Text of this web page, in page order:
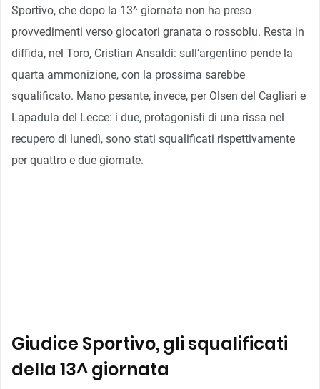
Sportivo, che dopo la 13^ giornata non ha preso
provvedimenti verso giocatori granata o rossoblu. Resta in
diffida, nel Toro, Cristian Ansaldi: sull’argentino pende la
quarta ammonizione, con la prossima sarebbe
squalificato. Mano pesante, invece, per Olsen del Cagliari e
Lapadula del Lecce: i due, protagonisti di una rissa nel
recupero di lunedì, sono stati squalificati rispettivamente
per quattro e due giornate.
Giudice Sportivo, gli squalificati
della 13^ giornata